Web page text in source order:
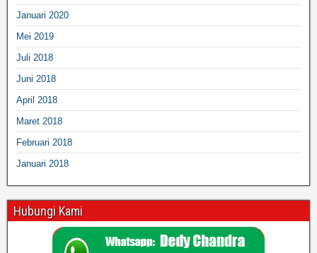
Januari 2020
Mei 2019
Juli 2018
Juni 2018
April 2018
Maret 2018
Februari 2018
Januari 2018
Hubungi Kami